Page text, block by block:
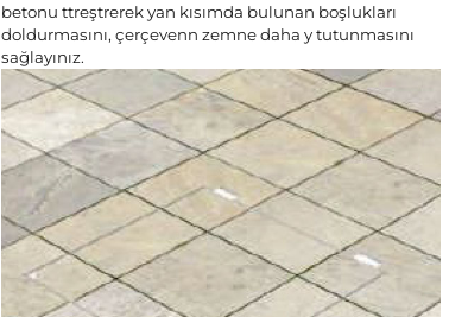
betonu ttreştrerek yan kısımda bulunan boşlukları
doldurmasını, çerçevenn zemne daha y tutunmasını
sağlayınız.